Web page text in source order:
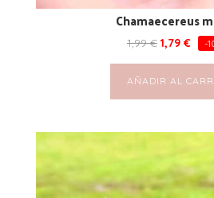
Chamaecereus
1,99€ 1,79 € -
AÑADIR AL